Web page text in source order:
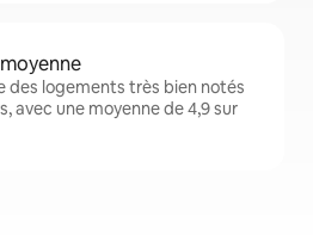
des logements très bien notés
avec une moyenne de 4,9 sur